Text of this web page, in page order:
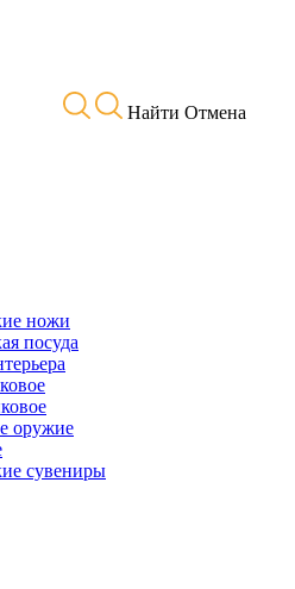
Найти Отмена
ножи
посуда
оружие
сувениры